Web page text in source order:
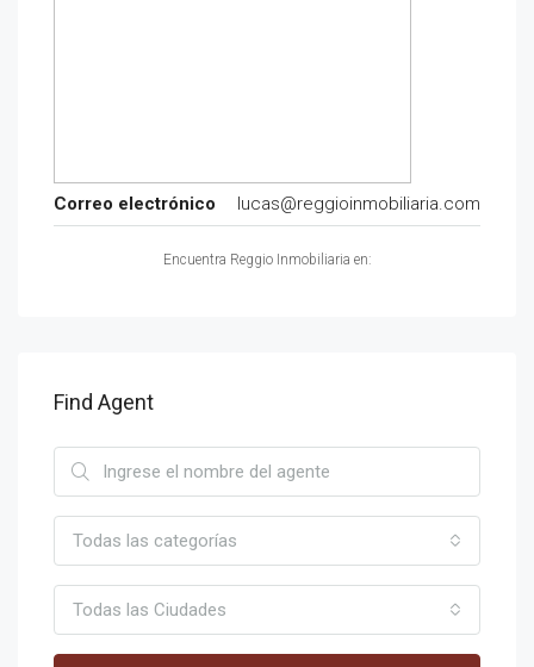
Correo electrónico lucas@reggioinmobiliaria.com
Encuentra Reggio Inmobiliaria en:
Find Agent
Todas las categorías
Todas las Ciudades